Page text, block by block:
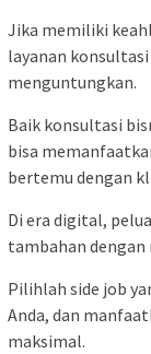
Jika memiliki
layanan
menguntungkan.
Baik konsultasi
bisa
bertemu dengan
Di era digital,
tambahan dengan
Pilihlah side job
Anda, dan
maksimal.